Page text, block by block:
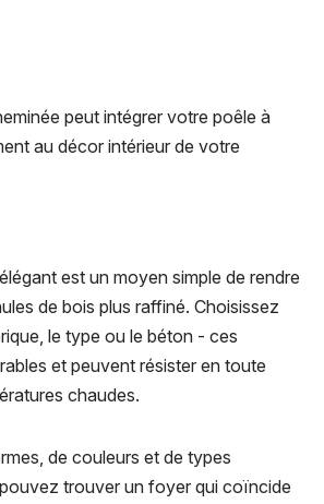
peut intégrer votre poêle à
au décor intérieur de votre
est un moyen simple de rendre
de bois plus raffiné. Choisissez
le type ou le béton - ces
et peuvent résister en toute
chaudes.
de couleurs et de types
trouver un foyer qui coïncide